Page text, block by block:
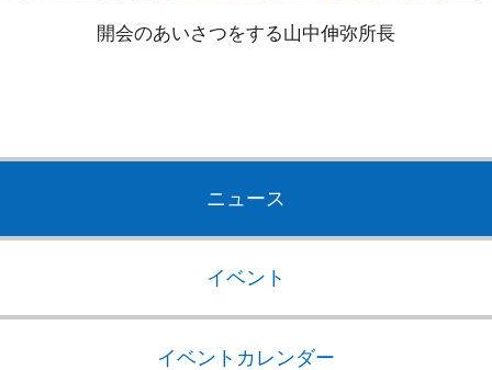
開会のあいさつをする山中伸弥所長
ニュース
イベント
イベントカレンダー